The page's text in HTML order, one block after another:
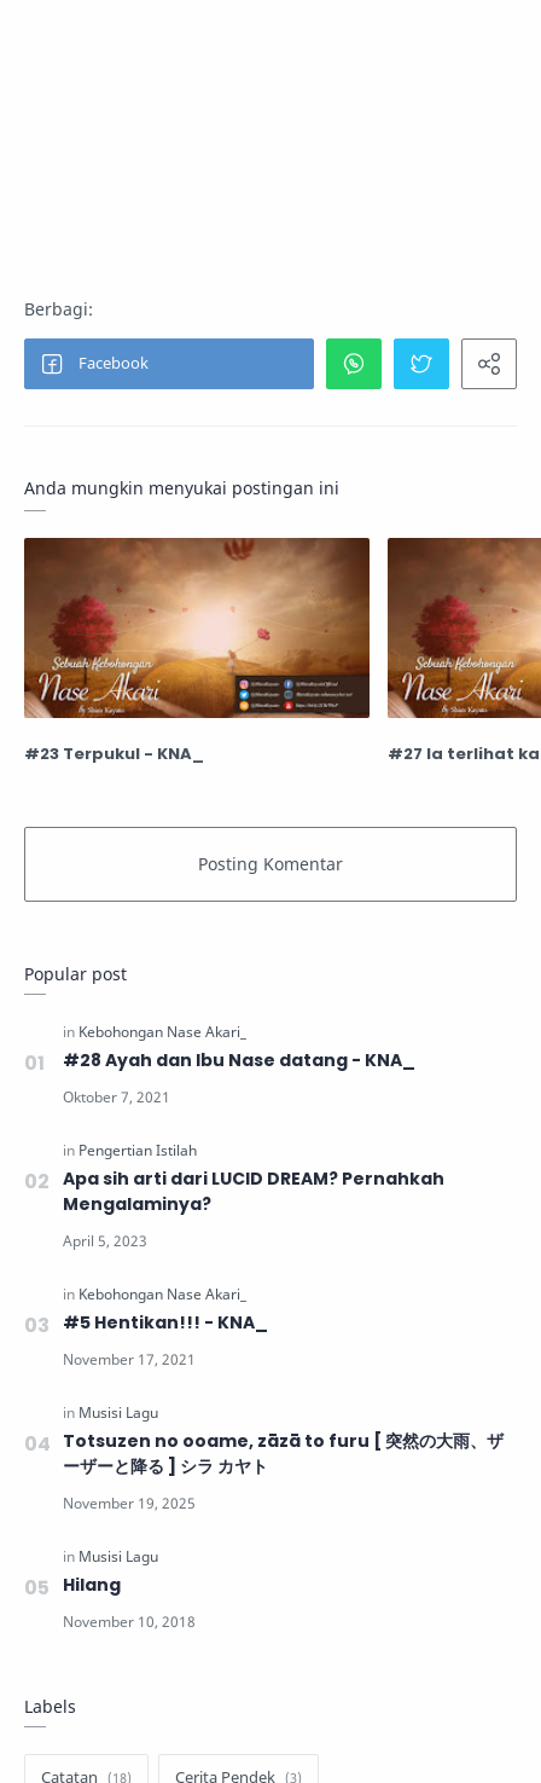
Anda mungkin menyukai postingan ini
#23 Terpukul - KNA_ #27 Ia terlihat
Popular post
#28 Ayah dan Ibu Nase datang - KNA_
Apa sih arti dari LUCID DREAM? Pernahkah
Mengalaminya?
#5 Hentikan!!! - KNA_
Totsuzen no ooame, zāzā to furu [ 突然の大雨、ザ
ーザーと降る ] シラ カヤト
Hilang
Labels
Catatan Cerita Pendek